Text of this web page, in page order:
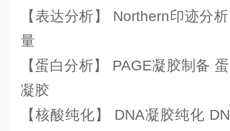
【表达分析】 Northern印迹分
量
【蛋白分析】 PAGE凝胶制备
凝胶
【核酸纯化】 DNA凝胶纯化